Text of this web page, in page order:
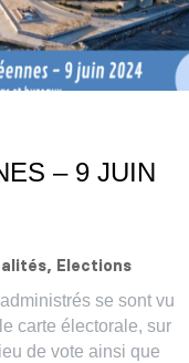
– 9 JUIN
, Elections
se sont vu
carte électorale, sur
de vote ainsi que